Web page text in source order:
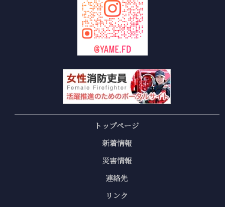
トップページ
新着情報
災害情報
連絡先
リンク